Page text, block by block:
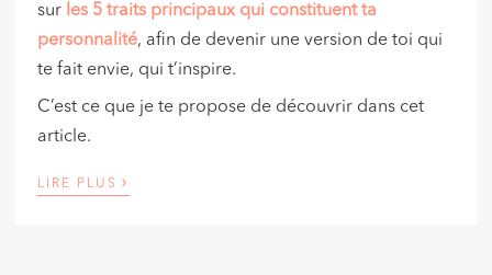
sur les 5 traits principaux qui constituent ta
personnalité, afin de devenir une version de toi qui
te fait envie, qui t’inspire.
C’est ce que je te propose de découvrir dans cet
article.
LIRE PLUS ›